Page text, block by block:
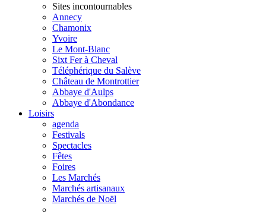
Sites incontournables
Annecy
Chamonix
Yvoire
Le Mont-Blanc
Sixt Fer à Cheval
Téléphérique du Salève
Château de Montrottier
Abbaye d'Aulps
Abbaye d'Abondance
Loisirs
agenda
Festivals
Spectacles
Fêtes
Foires
Les Marchés
Marchés artisanaux
Marchés de Noël